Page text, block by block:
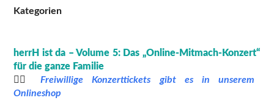
Kategorien
herrH ist da – Volume 5: Das „Online-Mitmach-Konzert“
für die ganze Familie
👉🏻Freiwillige Konzerttickets gibt es in unserem
Onlineshop